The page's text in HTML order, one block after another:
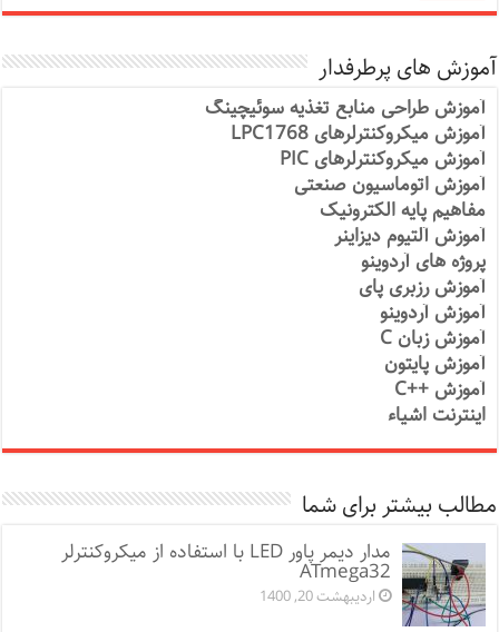
آموزش های پرطرفدار
آموزش طراحی منابع تغذیه سوئیچینگ
آموزش میکروکنترلرهای LPC1768
آموزش میکروکنترلرهای PIC
آموزش اتوماسیون صنعتی
مفاهیم پایه الکترونیک
آموزش آلتیوم دیزاینر
پروژه های آردوینو
آموزش رزبری پای
آموزش آردوینو
آموزش زبان C
آموزش پایتون
آموزش ++C
اینترنت اشیاء
مطالب بیشتر برای شما
مدار دیمر پاور LED با استفاده از میکروکنترلر
ATmega32
اردیبهشت 20, 1400